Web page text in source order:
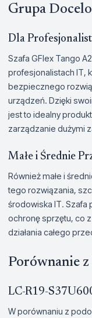
Grupa
Dla
Szafa GFlex Tango
profesjonalistach IT,
bezpiecznego
urządzeń. Dzięki
jest to idealny
zarządzanie dużymi
Małe i Średnie
Również małe i
tego rozwiązania,
środowiska IT. Szafa
ochronę sprzętu, co
działania całego
Porównanie
LC-R19-
W porównaniu z